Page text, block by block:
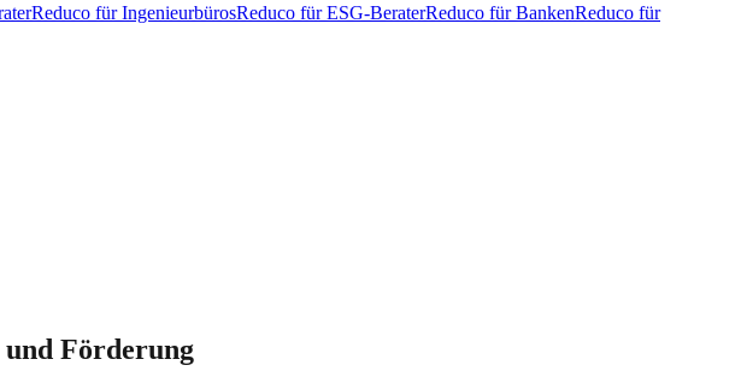
Reduco für IngenieurbürosReduco für ESG-BeraterReduco für BankenReduco für
Förderung